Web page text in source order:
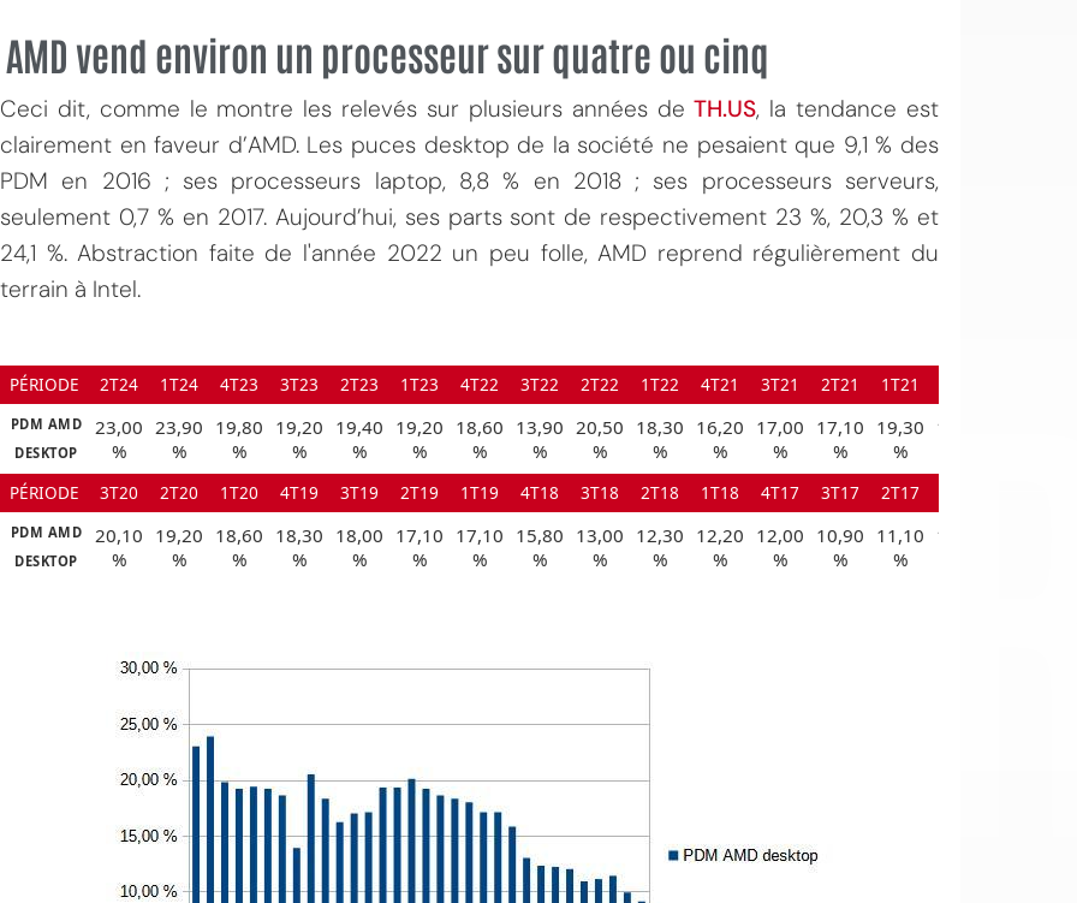
AMD vend environ un processeur sur quatre ou cinq
Ceci dit, comme le montre les relevés sur plusieurs années deTH.US, la tendance est
clairement en faveur d’AMD. Les puces desktop de la société ne pesaient que 9,1 % des
PDM en 2016 ; ses processeurs laptop, 8,8 % en 2018 ; ses processeurs serveurs,
seulement 0,7 % en 2017. Aujourd’hui, ses parts sont de respectivement 23 %, 20,3 % et
24,1 %. Abstraction faite de l'année 2022 un peu folle, AMD reprend régulièrement du
terrain à Intel.
PÉRIODE 2T24 1T24 4T23 3T23 2T23 1T23 4T22 3T22 2T22 1T22 4T21 3T21 2T21 1T21
PDM AMD
DESKTOP
23,00
%
23,90
%
19,80
%
19,20
%
19,40
%
19,20
%
18,60
%
13,90
%
20,50
%
18,30
%
16,20
%
17,00
%
17,10
%
19,30
%
19,30
PÉRIODE 3T20 2T20 1T20 4T19 3T19 2T19 1T19 4T18 3T18 2T18 1T18 4T17 3T17 2T17
PDM AMD
DESKTOP
20,10
%
19,20
%
18,60
%
18,30
%
18,00
%
17,10
%
17,10
%
15,80
%
13,00
%
12,30
%
12,20
%
12,00
%
10,90
%
11,10
%
11,40